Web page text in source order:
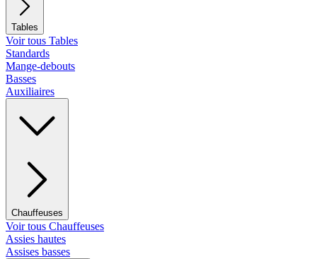
Tables
Voir tous Tables
Standards
Mange-debouts
Basses
Auxiliaires
Chauffeuses
Voir tous Chauffeuses
Assies hautes
Assises basses